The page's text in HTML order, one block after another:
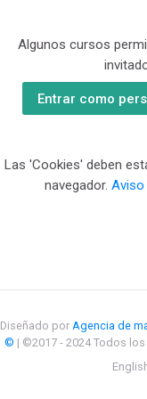
Algunos cursos
Entrar como
Las 'Cookies' deben
navegador. Aviso
Diseñado por Agencia de
© | ©2017 - 2024 Todos